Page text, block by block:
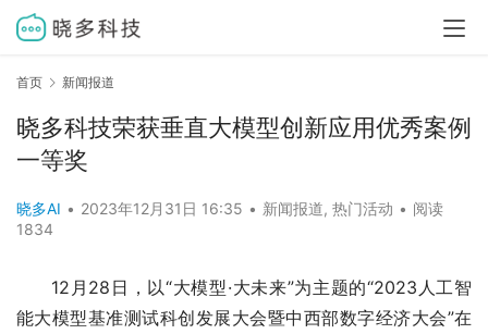
首页 新闻报道
晓多科技荣获垂直大模型创新应用优秀案例
一等奖
晓多AI • 2023年12月31日 16:35 • 新闻报道, 热门活动 • 阅读
1834
12月28日，以“大模型·大未来”为主题的“2023人工智
能大模型基准测试科创发展大会暨中西部数字经济大会”在